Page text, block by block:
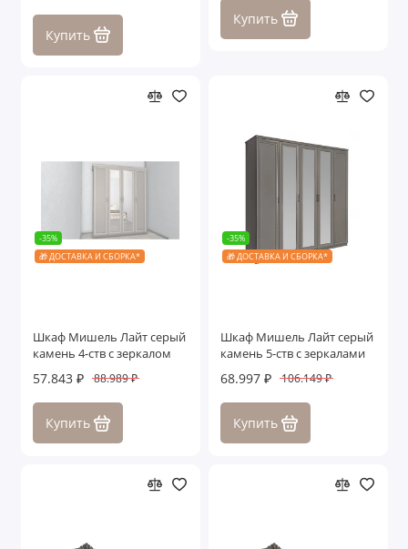
Купить
Купить
-35%
🎁 ДОСТАВКА И СБОРКА*
Шкаф Мишель Лайт серый
камень 4-ств с зеркалом
57.843 ₽ 88.989 ₽
Купить
-35%
🎁 ДОСТАВКА И СБОРКА*
Шкаф Мишель Лайт серый
камень 5-ств с зеркалами
68.997 ₽ 106.149 ₽
Купить